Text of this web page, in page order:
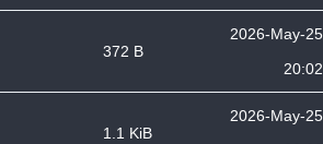
372 B
2026-May-25
20:02
1.1 KiB
2026-May-25